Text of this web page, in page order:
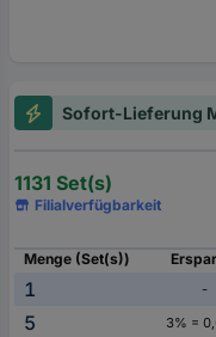
Sofort-Lieferung
1131 Set(s)
Filialverfügbarkeit
Menge (Set(s))
1 -
5
3% =